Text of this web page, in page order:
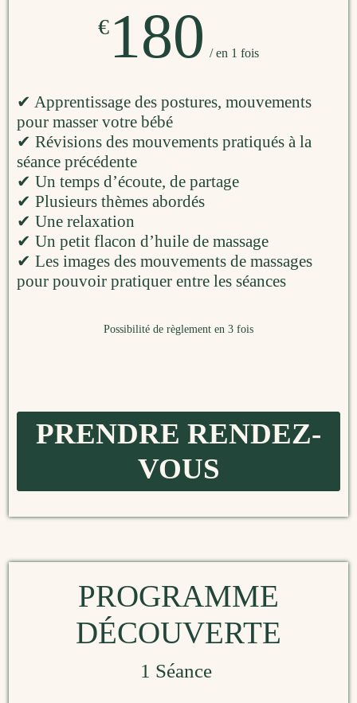
✔ Apprentissage des postures, mouvements
pour masser votre bébé
✔ Révisions des mouvements pratiqués à la
séance précédente
✔ Un temps d’écoute, de partage
✔ Plusieurs thèmes abordés
✔ Une relaxation
✔ Un petit flacon d’huile de massage
✔ Les images des mouvements de massages
pour pouvoir pratiquer entre les séances
€180 / en 1 fois
Possibilité de règlement en 3 fois
PRENDRE RENDEZ-
VOUS
PROGRAMME
DÉCOUVERTE
1 Séance